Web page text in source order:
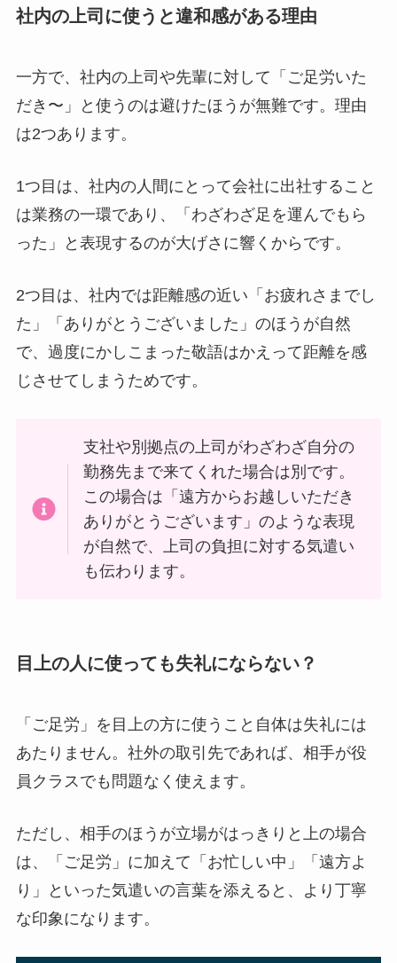
社内の上司に使うと違和感がある理由
一方で、社内の上司や先輩に対して「ご足労いた
だき〜」と使うのは避けたほうが無難です。理由
は2つあります。
1つ目は、社内の人間にとって会社に出社すること
は業務の一環であり、「わざわざ足を運んでもら
った」と表現するのが大げさに響くからです。
2つ目は、社内では距離感の近い「お疲れさまでし
た」「ありがとうございました」のほうが自然
で、過度にかしこまった敬語はかえって距離を感
じさせてしまうためです。
支社や別拠点の上司がわざわざ自分の
勤務先まで来てくれた場合は別です。
この場合は「遠方からお越しいただき
ありがとうございます」のような表現
が自然で、上司の負担に対する気遣い
も伝わります。
目上の人に使っても失礼にならない？
「ご足労」を目上の方に使うこと自体は失礼には
あたりません。社外の取引先であれば、相手が役
員クラスでも問題なく使えます。
ただし、相手のほうが立場がはっきりと上の場合
は、「ご足労」に加えて「お忙しい中」「遠方よ
り」といった気遣いの言葉を添えると、より丁寧
な印象になります。